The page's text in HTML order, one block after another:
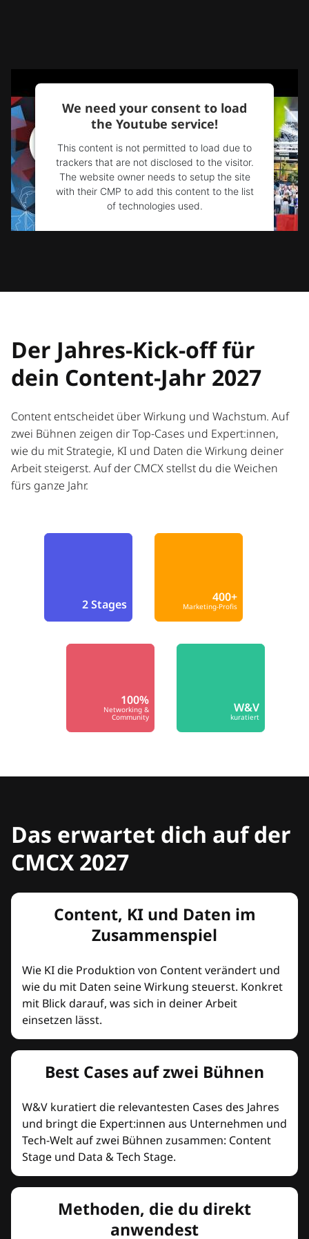
We need your consent to load
the Youtube service!
This content is not permitted to load due to
trackers that are not disclosed to the visitor.
The website owner needs to setup the site
with their CMP to add this content to the list
of technologies used.
Powered byUsercentrics Consent
Der Jahres-Kick-off für
dein Content-Jahr 2027
Content entscheidet über Wirkung und Wachstum. Auf
zwei Bühnen zeigen dir Top-Cases und Expert:innen,
wie du mit Strategie, KI und Daten die Wirkung deiner
Arbeit steigerst. Auf der CMCX stellst du die Weichen
fürs ganze Jahr.
2 Stages 400+
Marketing-Profis
100%
Networking &
Community
W&V
kuratiert
Das erwartet dich auf der
CMCX 2027
Content, KI und Daten im
Zusammenspiel
Wie KI die Produktion von Content verändert und
wie du mit Daten seine Wirkung steuerst. Konkret
mit Blick darauf, was sich in deiner Arbeit
einsetzen lässt.
Best Cases auf zwei Bühnen
W&V kuratiert die relevantesten Cases des Jahres
und bringt die Expert:innen aus Unternehmen und
Tech-Welt auf zwei Bühnen zusammen: Content
Stage und Data & Tech Stage.
Methoden, die du direkt
anwendest